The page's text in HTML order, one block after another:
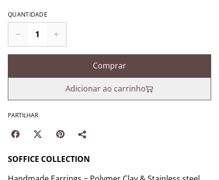
QUANTIDADE
Comprar
Adicionar ao carrinho
PARTILHAR
SOFFICE COLLECTION